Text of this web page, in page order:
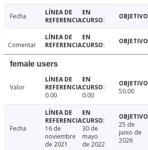
Fecha
Comentar
female users
Valor
0.00
0.00 50.00
Fecha
16 de
noviembre
de 2021
30 de
mayo
de 2022
25 de
junio de
2026